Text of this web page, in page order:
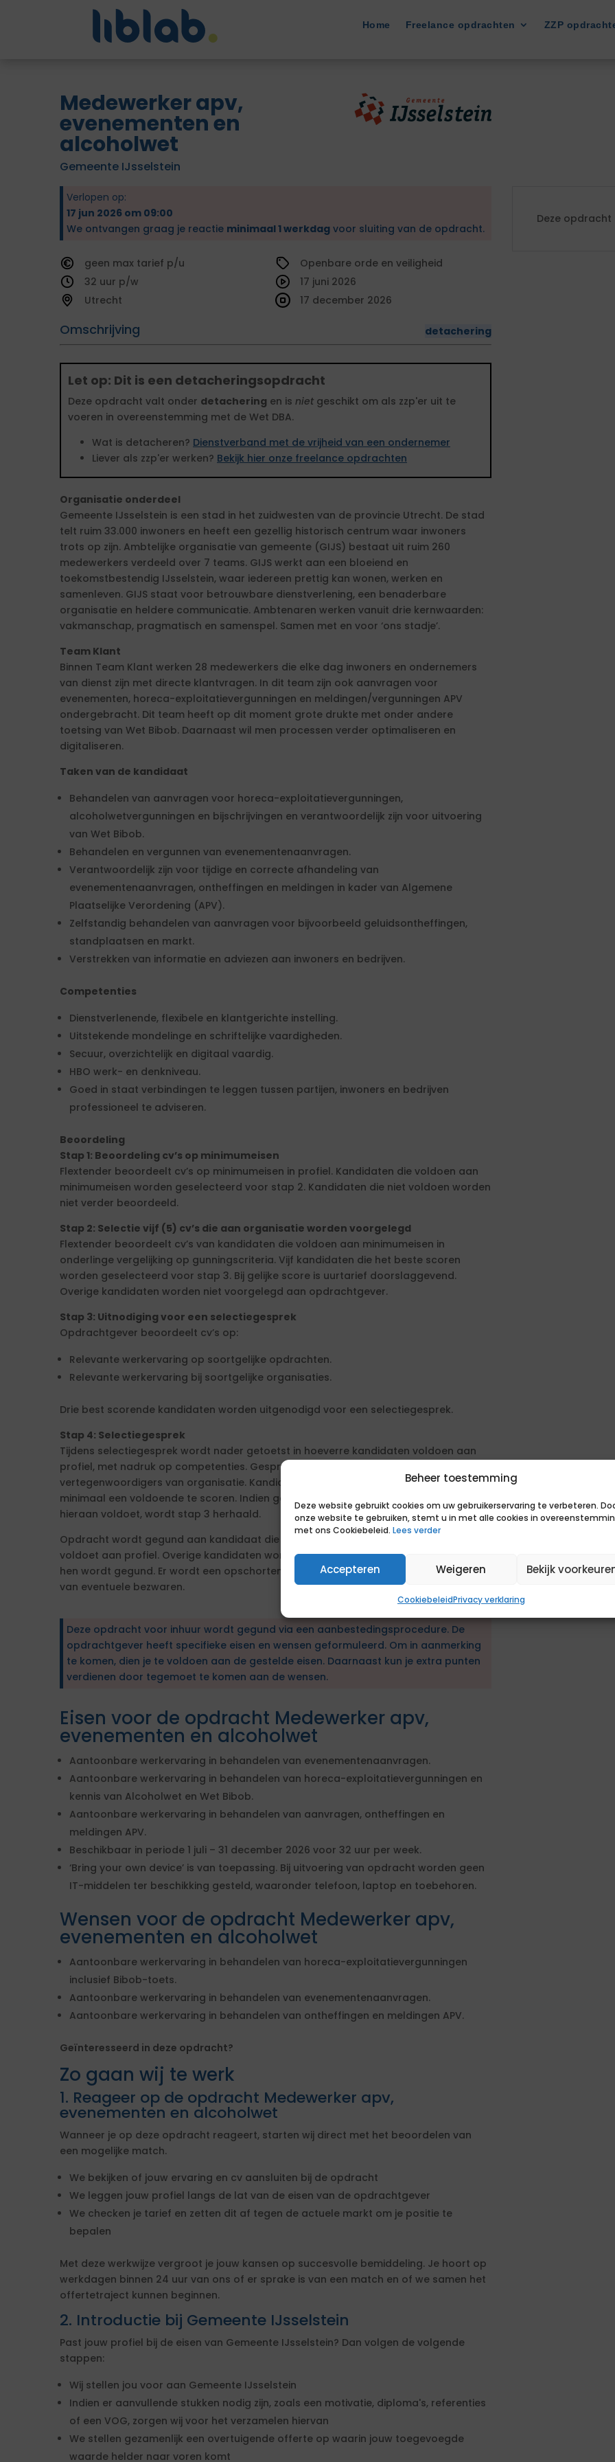
Beheer toestemming
Deze website gebruikt cookies om uw gebruikerservaring te verbeteren.
onze website te gebruiken, stemt u in met alle cookies in
met ons Cookiebeleid. Lees verder
Accepteren Weigeren Bekijk
CookiebeleidPrivacy verklaring
Home Freelance opdrachten ZZP
Medewerker apv,
evenementen en
alcoholwet
Gemeente IJsselstein
Verlopen op:
17 jun 2026 om 09:00
We ontvangen graag je reactie minimaal 1 werkdag voor sluiting van de opdracht.
geen
tarief
32
Utrecht
Openbare orde en veiligheid
Omschrijving detachering
17 juni 2026
17 december 2026
Let op: Dit is een detacheringsopdracht
Deze opdracht valt onder detachering en is niet geschikt om als zzp'er uit te
voeren in overeenstemming met de Wet DBA.
Wat is detacheren? Dienstverband met de vrijheid van een ondernemer
Liever als zzp'er werken? Bekijk hier onze freelance opdrachten
Organisatie onderdeel
Gemeente IJsselstein is een stad in het zuidwesten van de provincie Utrecht. De stad
telt ruim 33.000 inwoners en heeft een gezellig historisch centrum waar inwoners
trots op zijn. Ambtelijke organisatie van gemeente (GIJS) bestaat uit ruim 260
medewerkers verdeeld over 7 teams. GIJS werkt aan een bloeiend en
toekomstbestendig IJsselstein, waar iedereen prettig kan wonen, werken en
samenleven. GIJS staat voor betrouwbare dienstverlening, een benaderbare
organisatie en heldere communicatie. Ambtenaren werken vanuit drie kernwaarden:
vakmanschap, pragmatisch en samenspel. Samen met en voor ‘ons stadje’.
Team Klant
Binnen Team Klant werken 28 medewerkers die elke dag inwoners en ondernemers
van dienst zijn met directe klantvragen. In dit team zijn ook aanvragen voor
evenementen, horeca-exploitatievergunningen en meldingen/vergunningen APV
ondergebracht. Dit team heeft op dit moment grote drukte met onder andere
toetsing van Wet Bibob. Daarnaast wil men processen verder optimaliseren en
digitaliseren.
Taken van de kandidaat
Behandelen van aanvragen voor horeca-exploitatievergunningen,
alcoholwetvergunningen en bijschrijvingen en verantwoordelijk zijn voor uitvoering
van Wet Bibob.
Behandelen en vergunnen van evenementenaanvragen.
Verantwoordelijk zijn voor tijdige en correcte afhandeling van
evenementenaanvragen, ontheffingen en meldingen in kader van Algemene
Plaatselijke Verordening (APV).
Zelfstandig behandelen van aanvragen voor bijvoorbeeld geluidsontheffingen,
standplaatsen en markt.
Verstrekken van informatie en adviezen aan inwoners en bedrijven.
Competenties
Dienstverlenende, flexibele en klantgerichte instelling.
Uitstekende mondelinge en schriftelijke vaardigheden.
Secuur, overzichtelijk en digitaal vaardig.
HBO werk- en denkniveau.
Goed in staat verbindingen te leggen tussen partijen, inwoners en bedrijven
professioneel te adviseren.
Beoordeling
Stap 1: Beoordeling cv’s op minimumeisen
Flextender beoordeelt cv’s op minimumeisen in profiel. Kandidaten die voldoen aan
minimumeisen worden geselecteerd voor stap 2. Kandidaten die niet voldoen worden
niet verder beoordeeld.
Stap 2: Selectie vijf (5) cv’s die aan organisatie worden voorgelegd
Flextender beoordeelt cv’s van kandidaten die voldoen aan minimumeisen in
onderlinge vergelijking op gunningscriteria. Vijf kandidaten die het beste scoren
worden geselecteerd voor stap 3. Bij gelijke score is uurtarief doorslaggevend.
Overige kandidaten worden niet voorgelegd aan opdrachtgever.
Stap 3: Uitnodiging voor een selectiegesprek
Opdrachtgever beoordeelt cv’s op:
Relevante werkervaring op soortgelijke opdrachten.
Relevante werkervaring bij soortgelijke organisaties.
Drie best scorende kandidaten worden uitgenodigd voor een selectiegesprek.
Stap 4: Selectiegesprek
Tijdens selectiegesprek wordt nader getoetst in hoeverre kandidaten voldoen aan
profiel, met nadruk op competenties. Gesprek wordt gevoerd met minimaal twee
vertegenwoordigers van organisatie. Kandidaten dienen op iedere competentie
minimaal een voldoende te scoren. Indien geen van geselecteerde kandidaten
hieraan voldoet, wordt stap 3 herhaald.
Opdracht wordt gegund aan kandidaat die naar oordeel van organisatie het beste
voldoet aan profiel. Overige kandidaten worden geïnformeerd dat opdracht niet aan
hen wordt gegund. Er wordt een opschortende termijn gehanteerd voor behandeling
van eventuele bezwaren.
Deze opdracht voor inhuur wordt gegund via een aanbestedingsprocedure. De
opdrachtgever heeft specifieke eisen en wensen geformuleerd. Om in aanmerking
te komen, dien je te voldoen aan de gestelde eisen. Daarnaast kun je extra punten
verdienen door tegemoet te komen aan de wensen.
Eisen voor de opdracht Medewerker apv,
evenementen en alcoholwet
Aantoonbare werkervaring in behandelen van evenementenaanvragen.
Aantoonbare werkervaring in behandelen van horeca-exploitatievergunningen en
kennis van Alcoholwet en Wet Bibob.
Aantoonbare werkervaring in behandelen van aanvragen, ontheffingen en
meldingen APV.
Beschikbaar in periode 1 juli – 31 december 2026 voor 32 uur per week.
‘Bring your own device’ is van toepassing. Bij uitvoering van opdracht worden geen
IT-middelen ter beschikking gesteld, waaronder telefoon, laptop en toebehoren.
Wensen voor de opdracht Medewerker apv,
evenementen en alcoholwet
Aantoonbare werkervaring in behandelen van horeca-exploitatievergunningen
inclusief Bibob-toets.
Aantoonbare werkervaring in behandelen van evenementenaanvragen.
Aantoonbare werkervaring in behandelen van ontheffingen en meldingen APV.
Geïnteresseerd in deze opdracht?
Zo gaan wij te werk
1. Reageer op de opdracht Medewerker apv,
evenementen en alcoholwet
Wanneer je op deze opdracht reageert, starten wij direct met het beoordelen van
een mogelijke match.
We bekijken of jouw ervaring en cv aansluiten bij de opdracht
We leggen jouw profiel langs de lat van de eisen van de opdrachtgever
We checken je tarief en zetten dit af tegen de actuele markt om je positie te
bepalen
Met deze werkwijze vergroot je jouw kansen op succesvolle bemiddeling. Je hoort op
werkdagen binnen 24 uur van ons of er sprake is van een match en of we samen het
offertetraject kunnen beginnen.
2. Introductie bij Gemeente IJsselstein
Past jouw profiel bij de eisen van Gemeente IJsselstein? Dan volgen de volgende
stappen:
Wij stellen jou voor aan Gemeente IJsselstein
Indien er aanvullende stukken nodig zijn, zoals een motivatie, diploma's, referenties
of een VOG, zorgen wij voor het verzamelen hiervan
We stellen gezamenlijk een overtuigende offerte op waarin jouw toegevoegde
waarde helder naar voren komt
Deze opdracht